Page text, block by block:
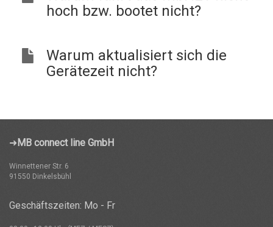
hoch bzw. bootet nicht?
Warum aktualisiert sich die
Gerätezeit nicht?
➜ MB connect line GmbH
Winnettener Str. 6
91550 Dinkelsbühl
Geschäftszeiten: Mo - Fr